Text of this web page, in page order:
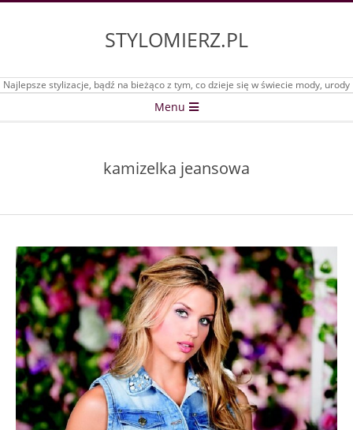
STYLOMIERZ.PL
Najlepsze stylizacje, bądź na bieżąco z tym, co dzieje się w świecie mody, urody
Menu
kamizelka jeansowa